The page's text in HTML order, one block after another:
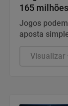
165
Jogos
aposta
Visualizar